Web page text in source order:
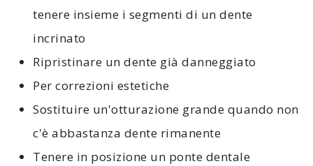
tenere insieme i segmenti di un dente
incrinato
Ripristinare un dente già danneggiato
Per correzioni estetiche
Sostituire un'otturazione grande quando non
c'è abbastanza dente rimanente
Tenere in posizione un ponte dentale